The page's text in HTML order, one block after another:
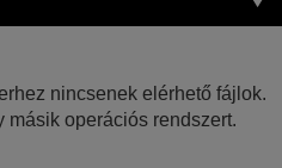
nincsenek elérhető fájlok.
másik operációs rendszert.